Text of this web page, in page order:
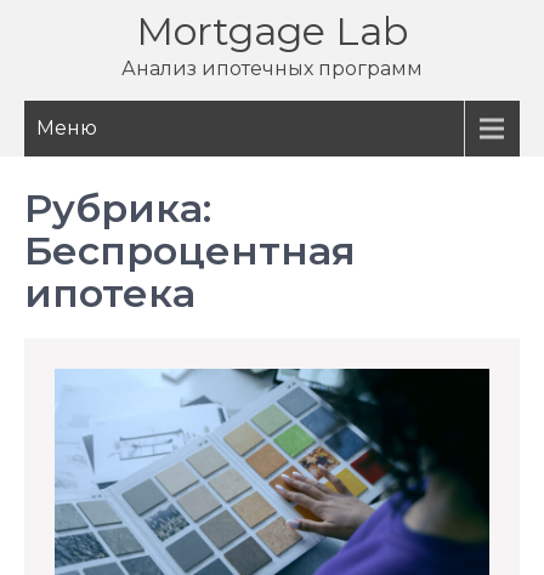
содержимому
Mortgage Lab
Анализ ипотечных программ
Меню
Рубрика:
Беспроцентная
ипотека